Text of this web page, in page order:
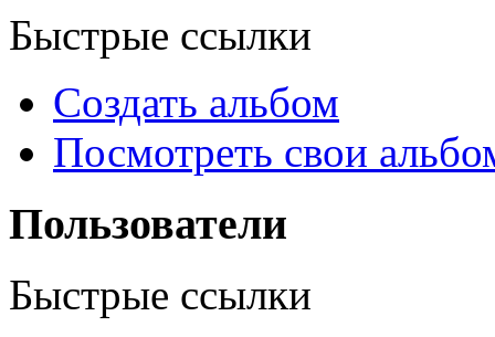
Быстрые ссылки
Создать альбом
Посмотреть свои
Пользователи
Быстрые ссылки